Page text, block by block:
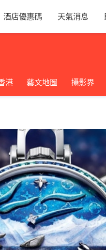
酒店優惠碼 天氣消息
港 藝文地圖 攝影界